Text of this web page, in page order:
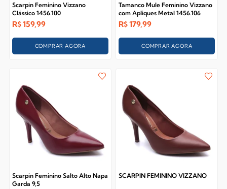
Scarpin Feminino Vizzano
Clássico 1456.100
R$159,99
COMPRAR AGORA
Tamanco Mule Feminino Vizzano
com Apliques Metal 1456.106
R$179,99
COMPRAR AGORA
Scarpin Feminino Salto Alto Napa
Garda 9,5
SCARPIN FEMININO VIZZANO